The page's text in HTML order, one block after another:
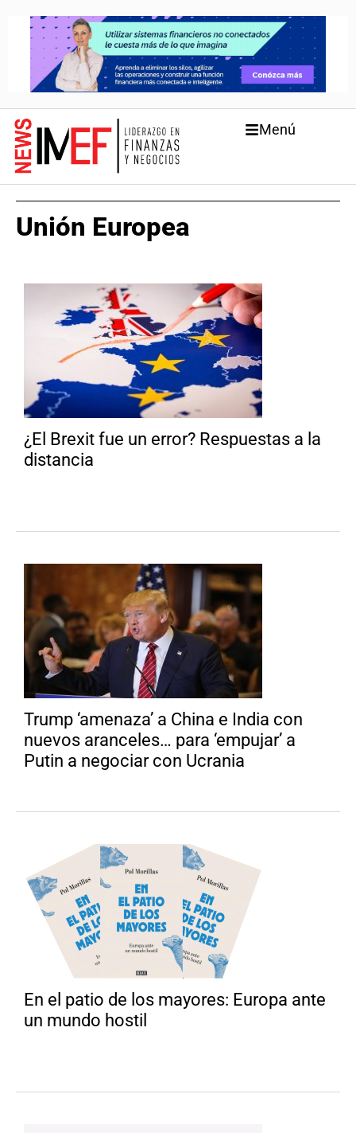
Menú
Unión Europea
¿El Brexit fue un error? Respuestas a la
distancia
Trump ‘amenaza’ a China e India con
nuevos aranceles… para ‘empujar’ a
Putin a negociar con Ucrania
En el patio de los mayores: Europa ante
un mundo hostil